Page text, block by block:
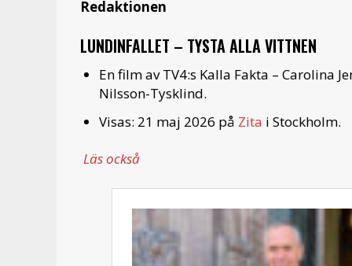
Redaktionen
LUNDINFALLET – TYSTA ALLA VITTNEN
En film av TV4:s Kalla Fakta – Carolina
Nilsson-Tysklind.
Visas: 21 maj 2026 på Zita i Stockholm.
Läs också